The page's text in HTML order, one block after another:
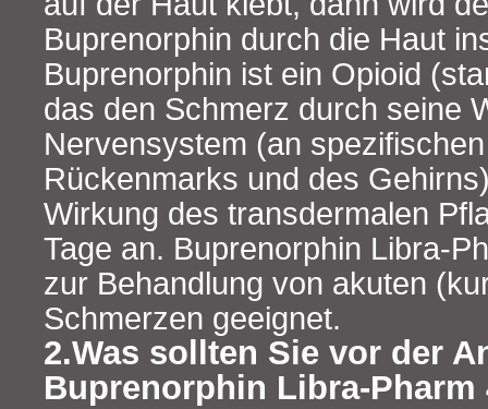
Buprenorphin durch die Haut
Buprenorphin ist ein Opioid
das den Schmerz durch seine
Nervensystem (an
Rückenmarks und des
Wirkung des transdermalen
Tage an. Buprenorphin Libra-
zur Behandlung von akuten
Schmerzen geeignet.
2.Was sollten Sie vor der
Buprenorphin Libra-Pharm